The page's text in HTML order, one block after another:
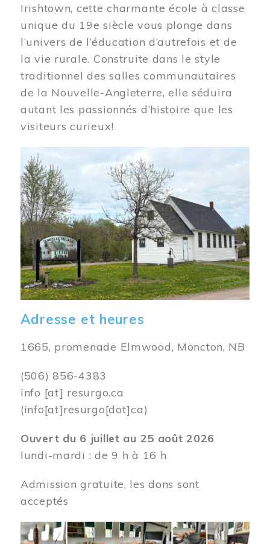
Irishtown, cette charmante école à classe
unique du 19e siècle vous plonge dans
l’univers de l’éducation d’autrefois et de
la vie rurale. Construite dans le style
traditionnel des salles communautaires
de la Nouvelle-Angleterre, elle séduira
autant les passionnés d’histoire que les
visiteurs curieux!
Image
Adresse et heures
1665, promenade Elmwood, Moncton, NB
(506) 856-4383
info [at] resurgo.ca
(info[at]resurgo[dot]ca)
Ouvert du 6 juillet au 25 août 2026
lundi-mardi : de 9 h à 16 h
Admission gratuite, les dons sont
acceptés
Image